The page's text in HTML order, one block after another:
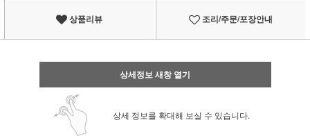
상품리뷰 조리/주문/포장안내
상세정보 새창 열기
상세 정보를 확대해 보실 수 있습니다.